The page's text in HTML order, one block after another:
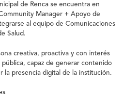
de Renca se encuentra en
Manager + Apoyo de
al equipo de Comunicaciones
Salud.
creativa, proactiva y con interés
capaz de generar contenido
la presencia digital de la institución.